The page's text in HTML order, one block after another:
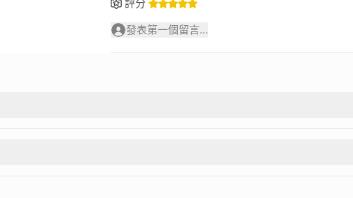
評分
發表第一個留言...